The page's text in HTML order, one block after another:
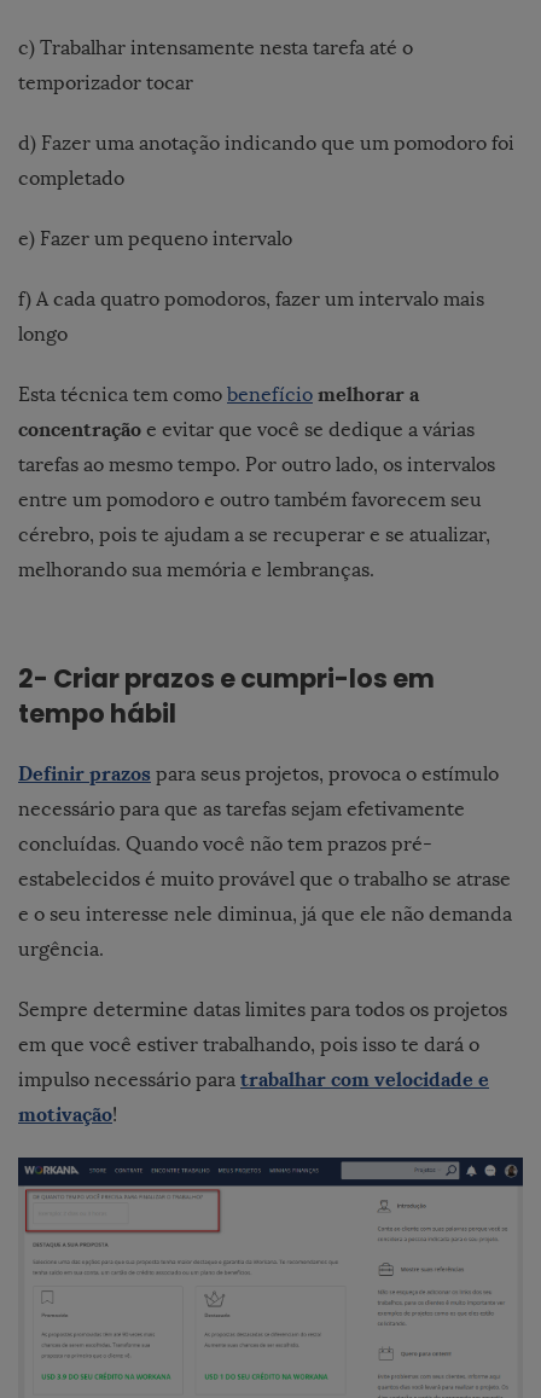
c) Trabalhar intensamente nesta tarefa até o
temporizador tocar
d) Fazer uma anotação indicando que um pomodoro foi
completado
e) Fazer um pequeno intervalo
f) A cada quatro pomodoros, fazer um intervalo mais
longo
Esta técnica tem como benefício melhorar a
concentração e evitar que você se dedique a várias
tarefas ao mesmo tempo. Por outro lado, os intervalos
entre um pomodoro e outro também favorecem seu
cérebro, pois te ajudam a se recuperar e se atualizar,
melhorando sua memória e lembranças.
2- Criar prazos e cumpri-los em
tempo hábil
Definir prazos para seus projetos, provoca o estímulo
necessário para que as tarefas sejam efetivamente
concluídas. Quando você não tem prazos pré-
estabelecidos é muito provável que o trabalho se atrase
e o seu interesse nele diminua, já que ele não demanda
urgência.
Sempre determine datas limites para todos os projetos
em que você estiver trabalhando, pois isso te dará o
impulso necessário para trabalhar com velocidade e
motivação!